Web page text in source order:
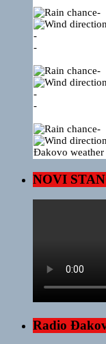
-
-
-
-
-
-
-
Đakovo weather
NOVI
Radio